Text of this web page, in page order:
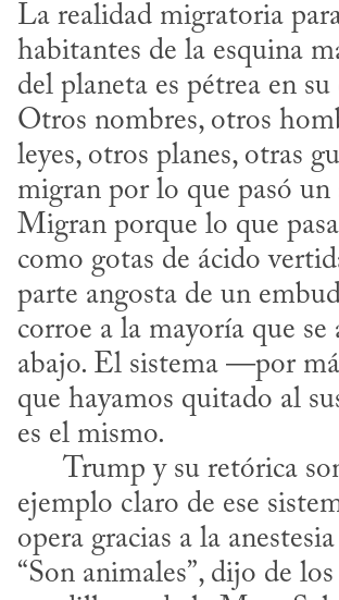
La realidad migratoria
habitantes de la esquina
del planeta es pétrea en su
Otros nombres, otros
leyes, otros planes, otras
migran por lo que pasó un
Migran porque lo que
como gotas de ácido
parte angosta de un
corroe a la mayoría que se
abajo. El sistema —por
que hayamos quitado al
es el mismo.
ejemplo claro de ese
opera gracias a la
“Son animales”, dijo de los